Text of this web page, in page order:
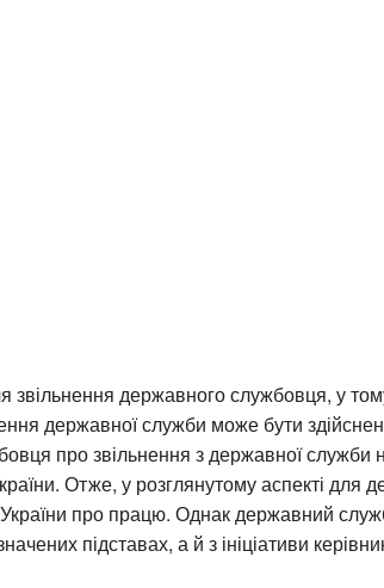
державного службовця, у
державної служби може бути
про звільнення з державної служби
Отже, у розглянутому аспекті для
про працю. Однак державний
підставах, а й з ініціативи